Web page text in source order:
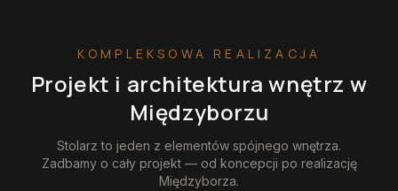
KOMPLEKSOWA REALIZACJA
Projekt i architektura wnętrz w
Międzyborzu
Stolarz to jeden z elementów spójnego wnętrza.
Zadbamy o cały projekt — od koncepcji po realizację
Międzyborza.